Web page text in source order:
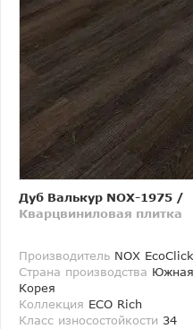
Дуб Валькур NOX-1975 /
Кварцвиниловая плитка
Производитель NOX EcoClick
Страна производства Южная
Корея
Коллекция ECO Rich
Класс износостойкости 34